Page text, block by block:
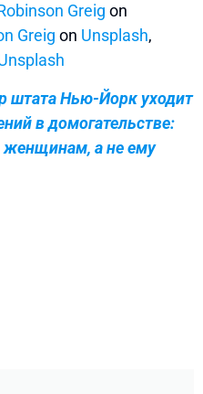
Greig on
Greig on Unsplash,
штата Нью-Йорк уходит
в домогательстве:
женщинам, а не ему